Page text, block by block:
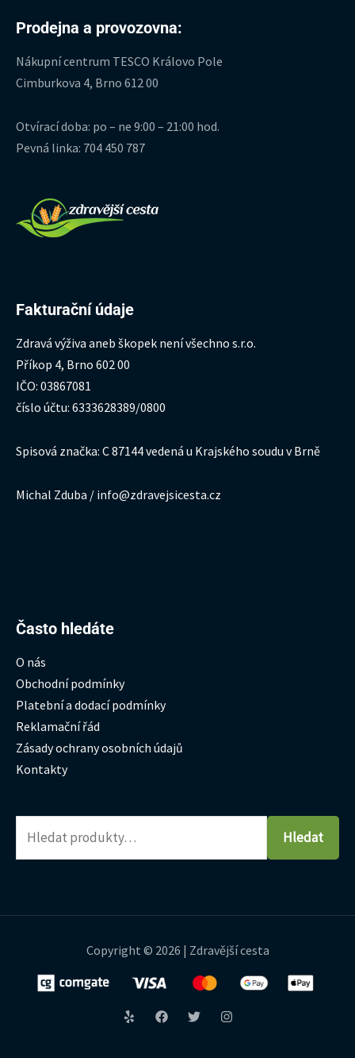
Prodejna a provozovna:
Nákupní centrum TESCO Královo Pole
Cimburkova 4, Brno 612 00
Otvírací doba: po – ne 9:00 – 21:00 hod.
Pevná linka: 704 450 787
Fakturační údaje
Zdravá výživa aneb škopek není všechno s.r.o.
Příkop 4, Brno 602 00
IČO: 03867081
číslo účtu: 6333628389/0800
Spisová značka: C 87144 vedená u Krajského soudu v Brně
Michal Zduba / info@zdravejsicesta.cz
Často hledáte
O nás
Obchodní podmínky
Platební a dodací podmínky
Reklamační řád
Zásady ochrany osobních údajů
Kontakty
Hledat:
Hledat
Copyright © 2026 | Zdravější cesta